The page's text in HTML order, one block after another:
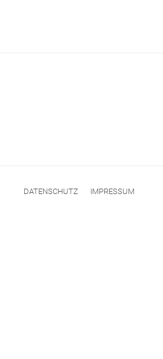
DATENSCHUTZ IMPRESSUM